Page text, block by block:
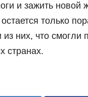
и зажить новой
только
из них, что смогли
странах.